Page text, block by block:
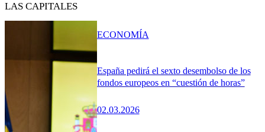
LAS CAPITALES
España pedirá el sexto desembolso de los
fondos europeos en “cuestión de horas”
02.03.2026
ECONOMÍA